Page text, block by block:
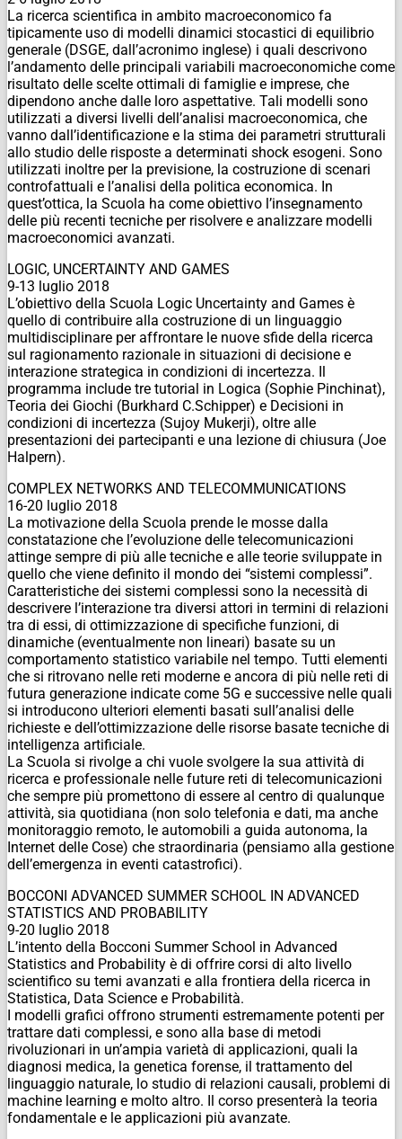
La ricerca scientifica in ambito macroeconomico fa
tipicamente uso di modelli dinamici stocastici di equilibrio
generale (DSGE, dall’acronimo inglese) i quali descrivono
l’andamento delle principali variabili macroeconomiche come
risultato delle scelte ottimali di famiglie e imprese, che
dipendono anche dalle loro aspettative. Tali modelli sono
utilizzati a diversi livelli dell’analisi macroeconomica, che
vanno dall’identificazione e la stima dei parametri strutturali
allo studio delle risposte a determinati shock esogeni. Sono
utilizzati inoltre per la previsione, la costruzione di scenari
controfattuali e l’analisi della politica economica. In
quest’ottica, la Scuola ha come obiettivo l’insegnamento
delle più recenti tecniche per risolvere e analizzare modelli
macroeconomici avanzati.
LOGIC, UNCERTAINTY AND GAMES
9-13 luglio 2018
L’obiettivo della Scuola Logic Uncertainty and Games è
quello di contribuire alla costruzione di un linguaggio
multidisciplinare per affrontare le nuove sfide della ricerca
sul ragionamento razionale in situazioni di decisione e
interazione strategica in condizioni di incertezza. Il
programma include tre tutorial in Logica (Sophie Pinchinat),
Teoria dei Giochi (Burkhard C.Schipper) e Decisioni in
condizioni di incertezza (Sujoy Mukerji), oltre alle
presentazioni dei partecipanti e una lezione di chiusura (Joe
Halpern).
COMPLEX NETWORKS AND TELECOMMUNICATIONS
16-20 luglio 2018
La motivazione della Scuola prende le mosse dalla
constatazione che l’evoluzione delle telecomunicazioni
attinge sempre di più alle tecniche e alle teorie sviluppate in
quello che viene definito il mondo dei “sistemi complessi”.
Caratteristiche dei sistemi complessi sono la necessità di
descrivere l’interazione tra diversi attori in termini di relazioni
tra di essi, di ottimizzazione di specifiche funzioni, di
dinamiche (eventualmente non lineari) basate su un
comportamento statistico variabile nel tempo. Tutti elementi
che si ritrovano nelle reti moderne e ancora di più nelle reti di
futura generazione indicate come 5G e successive nelle quali
si introducono ulteriori elementi basati sull’analisi delle
richieste e dell’ottimizzazione delle risorse basate tecniche di
intelligenza artificiale.
La Scuola si rivolge a chi vuole svolgere la sua attività di
ricerca e professionale nelle future reti di telecomunicazioni
che sempre più promettono di essere al centro di qualunque
attività, sia quotidiana (non solo telefonia e dati, ma anche
monitoraggio remoto, le automobili a guida autonoma, la
Internet delle Cose) che straordinaria (pensiamo alla gestione
dell’emergenza in eventi catastrofici).
BOCCONI ADVANCED SUMMER SCHOOL IN ADVANCED
STATISTICS AND PROBABILITY
9-20 luglio 2018
L’intento della Bocconi Summer School in Advanced
Statistics and Probability è di offrire corsi di alto livello
scientifico su temi avanzati e alla frontiera della ricerca in
Statistica, Data Science e Probabilità.
I modelli grafici offrono strumenti estremamente potenti per
trattare dati complessi, e sono alla base di metodi
rivoluzionari in un’ampia varietà di applicazioni, quali la
diagnosi medica, la genetica forense, il trattamento del
linguaggio naturale, lo studio di relazioni causali, problemi di
machine learning e molto altro. Il corso presenterà la teoria
fondamentale e le applicazioni più avanzate.